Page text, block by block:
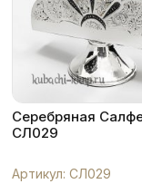
Серебряная
СЛ029
Артикул: СЛ029